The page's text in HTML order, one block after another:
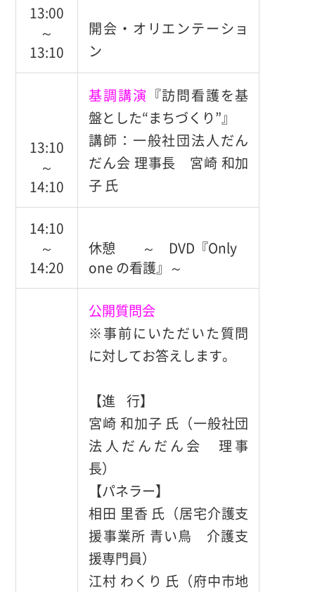
13:00
～
13:10
開会・オリエンテーショ
ン
13:10
～
14:10
基調講演 『訪問看護を基
盤とした“まちづくり”』
講師：一般社団法人だん
だん会 理事長 宮崎 和加
子 氏
14:10
～
14:20
休憩 ～ DVD『Only
one の看護』～
公開質問会
※事前にいただいた質問
に対してお答えします。
【進 行】
宮崎 和加子 氏（一般社団
法人だんだん会 理事
長）
【パネラー】
相田 里香 氏（居宅介護支
援事業所 青い鳥 介護支
援専門員）
江村 わくり 氏（府中市地